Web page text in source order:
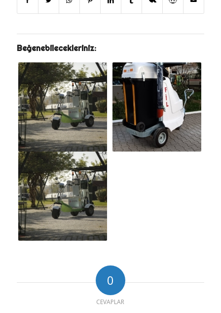
Beğenebilecekleriniz:
0
CEVAPLAR